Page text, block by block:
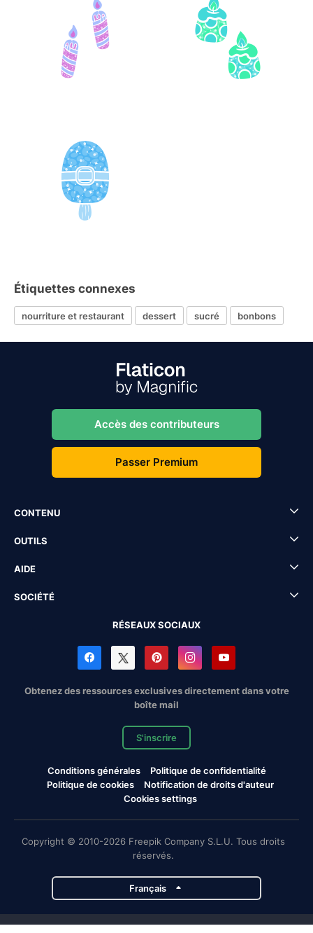
Étiquettes connexes
nourriture et restaurant dessert sucré bonbons
Accès des contributeurs
Passer Premium
CONTENU
OUTILS
AIDE
SOCIÉTÉ
RÉSEAUX SOCIAUX
Obtenez des ressources exclusives directement dans votre
boîte mail
S'inscrire
Conditions générales
Politique de confidentialité
Politique de cookies
Notification de droits d'auteur
Cookies settings
Copyright © 2010-2026 Freepik Company S.L.U. Tous droits
réservés.
Français